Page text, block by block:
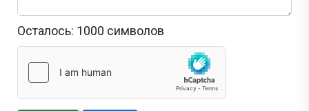
Осталось: 1000 символов